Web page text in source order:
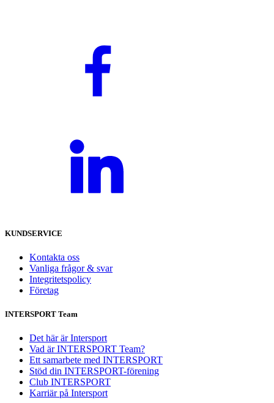
KUNDSERVICE
Kontakta oss
Vanliga frågor & svar
Integritetspolicy
Företag
INTERSPORT Team
Det här är Intersport
Vad är INTERSPORT Team?
Ett samarbete med INTERSPORT
Stöd din INTERSPORT-förening
Club INTERSPORT
Karriär på Intersport